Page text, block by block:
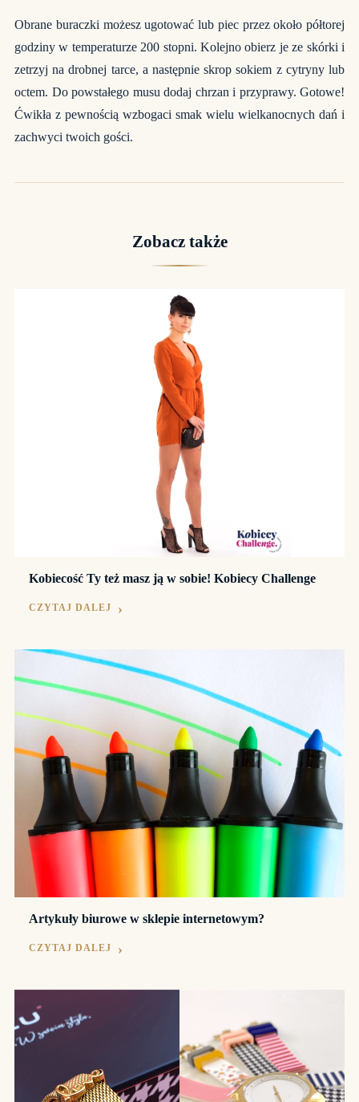
Obrane buraczki możesz ugotować lub piec przez około półtorej
godziny w temperaturze 200 stopni. Kolejno obierz je ze skórki i
zetrzyj na drobnej tarce, a następnie skrop sokiem z cytryny lub
octem. Do powstałego musu dodaj chrzan i przyprawy. Gotowe!
Ćwikła z pewnością wzbogaci smak wielu wielkanocnych dań i
zachwyci twoich gości.
Zobacz także
Kobiecość Ty też masz ją w sobie! Kobiecy Challenge
CZYTAJ DALEJ
Artykuły biurowe w sklepie internetowym?
CZYTAJ DALEJ